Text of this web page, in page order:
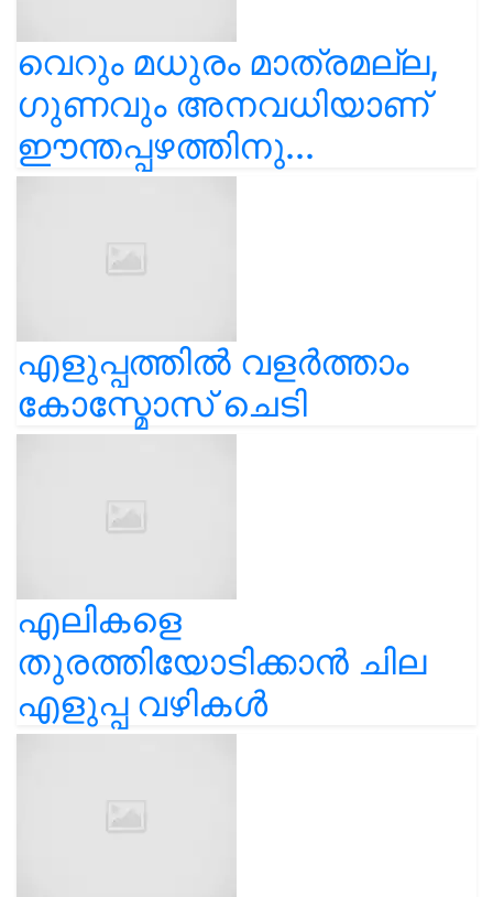
വെറും മധുരം മാത്രമല്ല,
ഗുണവും അനവധിയാണ്
ഈന്തപ്പഴത്തിനു...
എളുപ്പത്തിൽ വളർത്താം
കോസ്മോസ് ചെടി
എലികളെ
തുരത്തിയോടിക്കാൻ ചില
എളുപ്പ വഴികൾ